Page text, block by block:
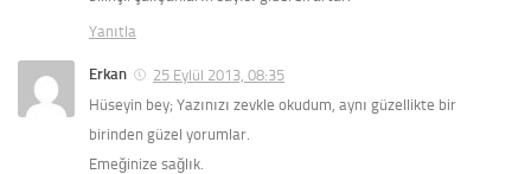
Yanıtla
Erkan
25 Eylül 2013, 08:35
Hüseyin bey; Yazınızı zevkle okudum, aynı güzellikte bir
birinden güzel yorumlar.
Emeğinize sağlık.